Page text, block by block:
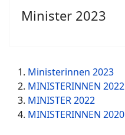
Minister 2023
Ministerinnen 2023
MINISTERINNEN 2022
MINISTER 2022
MINISTERINNEN 2020